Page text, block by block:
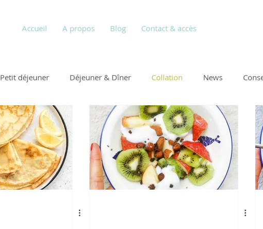
Accueil A propos Blog Contact & accès
Petit déjeuner Déjeuner & Dîner Collation News